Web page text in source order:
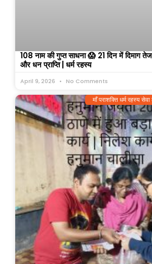
108 नाम की गुप्त साधना 😱 21 दिन में दिमाग
और धन प्राप्ति | धर्म रहस्य
April 9, 2026 No Comments
माँ पराशक्ति धर्म रहस्य